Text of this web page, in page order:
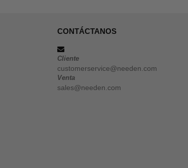
CONTÁCTANOS
Cliente
customerservice@needen.com
Venta
sales@needen.com